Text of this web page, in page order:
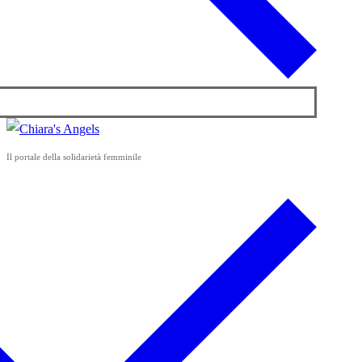
Il portale della solidarietà femminile